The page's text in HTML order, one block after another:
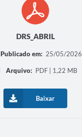
DRS_ABRIL
Publicado em: 25/05/2026
Arquivo: PDF | 1,22 MB
Baixar